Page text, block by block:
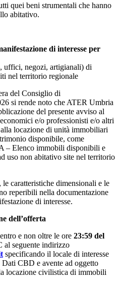
quei beni strumentali che hanno
abitativo.
di interesse per
uffici, negozi, artigianali) di
nel territorio regionale
del Consiglio di
si rende noto che ATER Umbria
del presente avviso al
e/o professionisti e/o altri
locazione di unità immobiliari
disponibile, come
– Elenco immobili disponibili e
uso non abitativo site nel territorio
caratteristiche dimensionali e le
reperibili nella documentazione
di interesse.
dell’offerta
e non oltre le ore 23:59 del
al seguente indirizzo
specificando il locale di interesse
CBD e avente ad oggetto
locazione civilistica di immobili